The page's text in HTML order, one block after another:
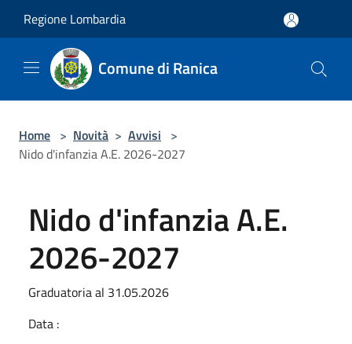
Regione Lombardia
Comune di Ranica
Home > Novità > Avvisi >
Nido d'infanzia A.E. 2026-2027
Nido d'infanzia A.E.
2026-2027
Graduatoria al 31.05.2026
Data :